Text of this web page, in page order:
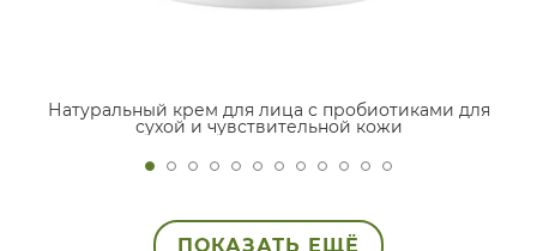
Натуральный крем для лица с пробиотиками для
сухой и чувствительной кожи
ПОКАЗАТЬ ЕЩЁ